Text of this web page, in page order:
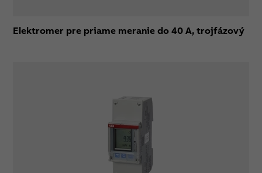
Elektromer pre priame meranie do 40 A, trojfázový